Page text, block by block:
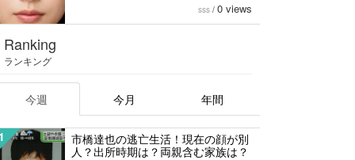
sss / 0 views
Ranking
ランキング
今週 今月 年間
市橋達也の逃亡生活！現在の顔が別
人？出所時期は？両親含む家族は？